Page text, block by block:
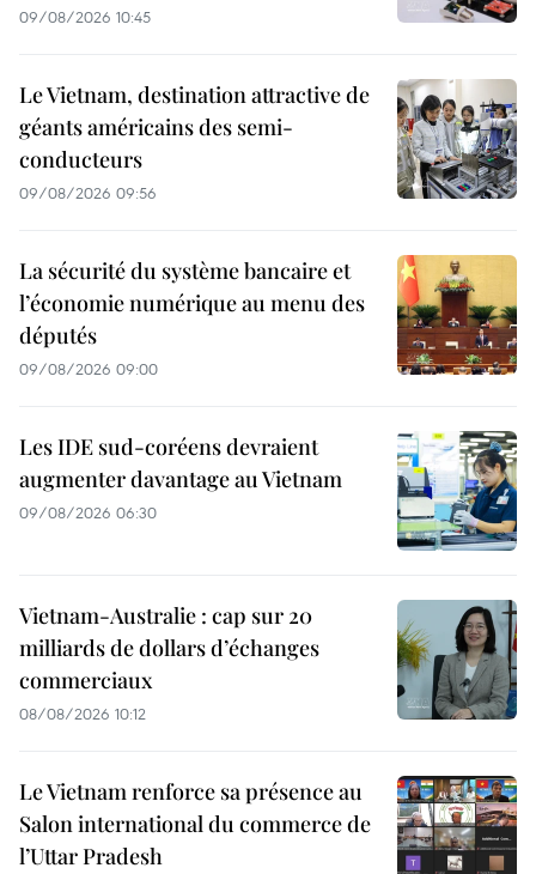
09/08/2026 10:45
Le Vietnam, destination attractive de
géants américains des semi-
conducteurs
09/08/2026 09:56
La sécurité du système bancaire et
l’économie numérique au menu des
députés
09/08/2026 09:00
Les IDE sud-coréens devraient
augmenter davantage au Vietnam
09/08/2026 06:30
Vietnam-Australie : cap sur 20
milliards de dollars d’échanges
commerciaux
08/08/2026 10:12
Le Vietnam renforce sa présence au
Salon international du commerce de
l’Uttar Pradesh